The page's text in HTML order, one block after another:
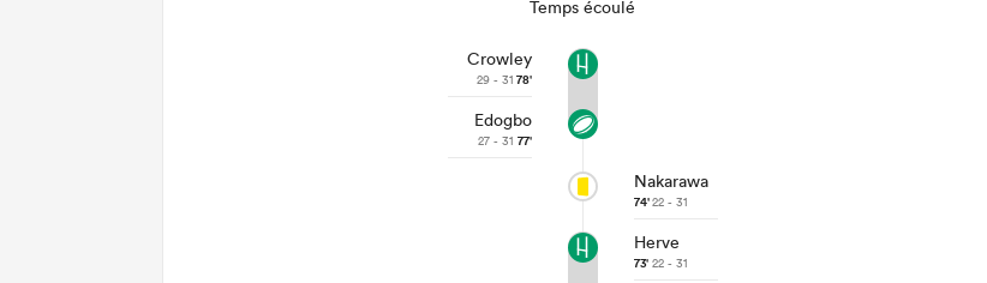
Temps écoulé
Crowley
29 - 31 78'
Edogbo
27 - 31 77'
Nakarawa
74'22 - 31
Herve
73' 22 - 31